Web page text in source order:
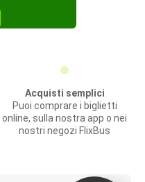
Acquisti semplici
Puoi comprare i biglietti
online, sulla nostra app o nei
nostri negozi FlixBus